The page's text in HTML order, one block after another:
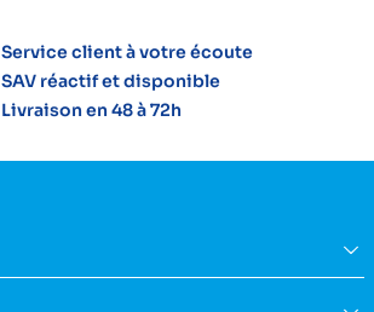
Service client à votre écoute
SAV réactif et disponible
Livraison en 48 à 72h